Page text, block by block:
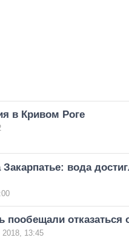
в Кривом Роге
вода
пообещали отказаться
13:45